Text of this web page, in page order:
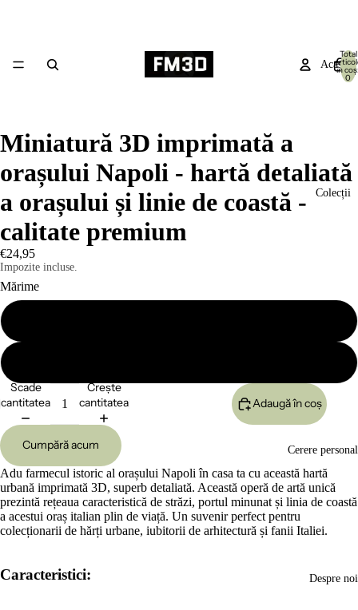
Acasă
Colecții
Cerere
Despre noi
Total
în
0
Miniatură 3D imprimată a
orașului Napoli - hartă detaliată
a orașului și linie de coastă -
calitate premium
€24,95
Impozite incluse.
Mărime
Scade
cantitatea
Crește
cantitatea
Adaugă în coș
Cumpără acum
Adu farmecul istoric al orașului Napoli în casa ta cu această hartă
urbană imprimată 3D, superb detaliată. Această operă de artă unică
prezintă rețeaua caracteristică de străzi, portul minunat și linia de coastă
a acestui oraș italian plin de viață. Un suvenir perfect pentru
colecționarii de hărți urbane, iubitorii de arhitectură și fanii Italiei.
Caracteristici: